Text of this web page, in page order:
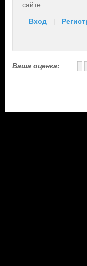
сайте.
Вход |
Ваша оценка: